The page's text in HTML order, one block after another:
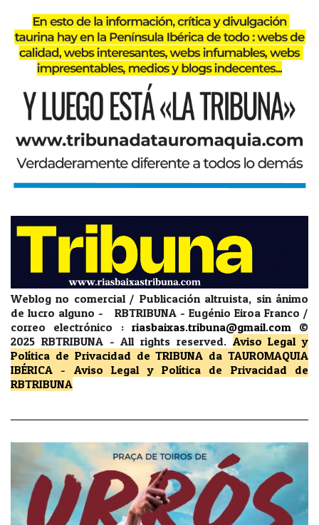
Weblog no comercial / Publicación altruista, sin ánimo
de lucro alguno - RBTRIBUNA - Eugénio Eiroa Franco /
correo electrónico : riasbaixas.tribuna@gmail.com
©
2025 RBTRIBUNA -All rights reserved. Aviso Legal y
Política de Privacidad de TRIBUNA da TAUROMAQUIA
IBÉRICA - Aviso Legal y Política de Privacidad
de
RBTRIBUNA